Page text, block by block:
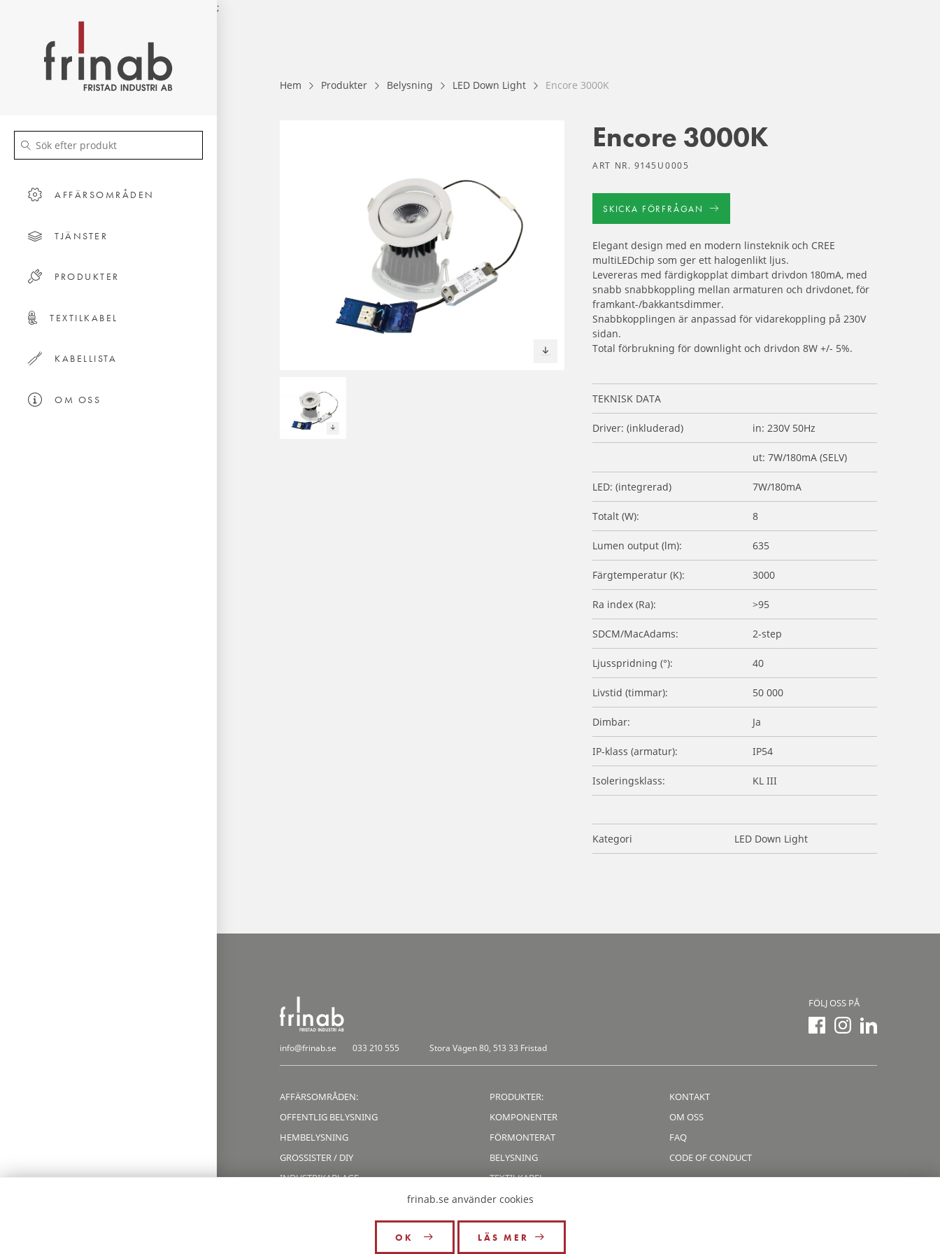
;
AFFÄRSOMRÅDEN
TJÄNSTER
PRODUKTER
TEXTILKABEL
KABELLISTA
OM OSS
Hem Produkter Belysning LED Down Light Encore 3000K
Encore 3000K
ART NR. 9145U0005
SKICKA FÖRFRÅGAN
Elegant design med en modern linsteknik och CREE
multiLEDchip som ger ett halogenlikt ljus.
Levereras med färdigkopplat dimbart drivdon 180mA, med
snabb snabbkoppling mellan armaturen och drivdonet, för
framkant-/bakkantsdimmer.
Snabbkopplingen är anpassad för vidarekoppling på 230V
sidan.
Total förbrukning för downlight och drivdon 8W +/- 5%.
TEKNISK DATA
Driver: (inkluderad) in: 230V 50Hz
ut: 7W/180mA (SELV)
LED: (integrerad) 7W/180mA
Totalt (W): 8
Lumen output (lm): 635
Färgtemperatur (K): 3000
Ra index (Ra): >95
SDCM/MacAdams: 2-step
Ljusspridning (°): 40
Livstid (timmar): 50 000
Dimbar: Ja
IP-klass (armatur): IP54
Isoleringsklass: KL III
Kategori LED Down Light
info@frinab.se 033 210 555 Stora Vägen 80, 513 33 Fristad
FÖLJ OSS PÅ
AFFÄRSOMRÅDEN:
OFFENTLIG BELYSNING
HEMBELYSNING
GROSSISTER / DIY
INDUSTRIKABLAGE
PRODUKTER:
KOMPONENTER
FÖRMONTERAT
BELYSNING
TEXTILKABEL
KABELLISTA
KONTAKT
OM OSS
FAQ
CODE OF CONDUCT
frinab.se använder cookies
OK LÄS MER